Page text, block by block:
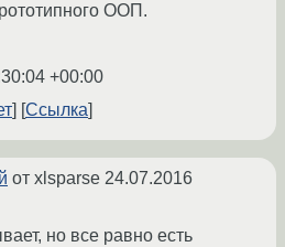
ООП.
+00:00
Ссылка
от xlsparse 24.07.2016
но все равно есть